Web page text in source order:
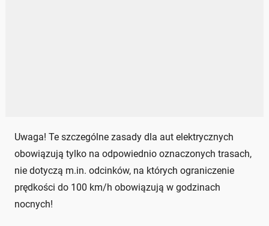
Uwaga! Te szczególne zasady dla aut elektrycznych
obowiązują tylko na odpowiednio oznaczonych trasach,
nie dotyczą m.in. odcinków, na których ograniczenie
prędkości do 100 km/h obowiązują w godzinach
nocnych!